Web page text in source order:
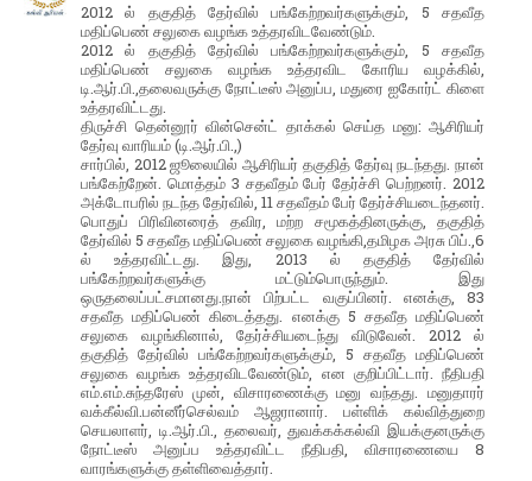
2012 ல் தகுதித் தேர்வில் பங்கேற்றவர்களுக்கும், 5 சதவீத
மதிப்பெண் சலுகை வழங்க உத்தரவிடவேண்டும்.
2012 ல் தகுதித் தேர்வில் பங்கேற்றவர்களுக்கும், 5 சதவீத
மதிப்பெண் சலுகை வழங்க உத்தரவிட கோரிய வழக்கில்,
டி.ஆர்.பி.,தலைவருக்கு நோட்டீஸ் அனுப்ப, மதுரை ஐகோர்ட் கிளை
உத்தரவிட்டது.
திருச்சி தென்னூர் வின்சென்ட் தாக்கல் செய்த மனு: ஆசிரியர்
தேர்வு வாரியம் (டி.ஆர்.பி.,)
சார்பில், 2012 ஜூலையில் ஆசிரியர் தகுதித் தேர்வு நடந்தது. நான்
பங்கேற்றேன். மொத்தம் 3 சதவீதம் பேர் தேர்ச்சி பெற்றனர். 2012
அக்டோபரில் நடந்த தேர்வில், 11 சதவீதம் பேர் தேர்ச்சியடைந்தனர்.
பொதுப் பிரிவினரைத் தவிர, மற்ற சமூகத்தினருக்கு, தகுதித்
தேர்வில் 5 சதவீத மதிப்பெண் சலுகை வழங்கி,தமிழக அரசு பிப்.,6
ல் உத்தரவிட்டது. இது, 2013 ல் தகுதித் தேர்வில்
பங்கேற்றவர்களுக்கு மட்டும்பொருந்தும். இது
ஒருதலைப்பட்சமானது.நான் பிற்பட்ட வகுப்பினர். எனக்கு, 83
சதவீத மதிப்பெண் கிடைத்தது. எனக்கு 5 சதவீத மதிப்பெண்
சலுகை வழங்கினால், தேர்ச்சியடைந்து விடுவேன். 2012 ல்
தகுதித் தேர்வில் பங்கேற்றவர்களுக்கும், 5 சதவீத மதிப்பெண்
சலுகை வழங்க உத்தரவிடவேண்டும், என குறிப்பிட்டார். நீதிபதி
எம்.எம்.சுந்தரேஸ் முன், விசாரணைக்கு மனு வந்தது. மனுதாரர்
வக்கீல்வி.பன்னீர்செல்வம் ஆஜரானார். பள்ளிக் கல்வித்துறை
செயலாளர், டி.ஆர்.பி., தலைவர், துவக்கக்கல்வி இயக்குனருக்கு
நோட்டீஸ் அனுப்ப உத்தரவிட்ட நீதிபதி, விசாரணையை 8
வாரங்களுக்கு தள்ளிவைத்தார்.